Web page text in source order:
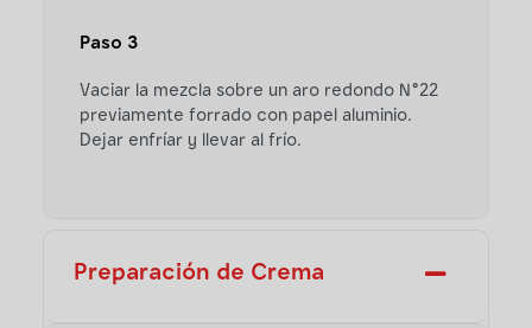
Paso 3
Vaciar la mezcla sobre un aro redondo N°22
previamente forrado con papel aluminio.
Dejar enfríar y llevar al frío.
Preparación de Crema